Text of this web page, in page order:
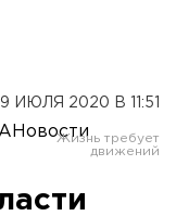
9 ИЮЛЯ 2020 В 11:51